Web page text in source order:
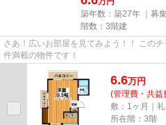
築年数：築27年 ｜募
階数：3階建
さあ！広いお部屋を見てみよう！！ この
件満載の物件です！
6.6万円
(管理費・共益
敷：1ヶ月｜
所在階：3階